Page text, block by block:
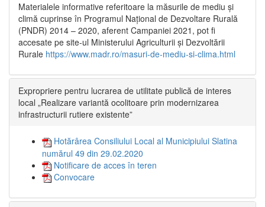
Materialele informative referitoare la măsurile de mediu și
climă cuprinse în Programul Național de Dezvoltare Rurală
(PNDR) 2014 – 2020, aferent Campaniei 2021, pot fi
accesate pe site-ul Ministerului Agriculturii și Dezvoltării
Rurale https://www.madr.ro/masuri-de-mediu-si-clima.html
Expropriere pentru lucrarea de utilitate publică de interes
local „Realizare variantă ocolitoare prin modernizarea
infrastructurii rutiere existente”
Hotărârea Consiliului Local al Municipiului Slatina
numărul 49 din 29.02.2020
Notificare de acces în teren
Convocare